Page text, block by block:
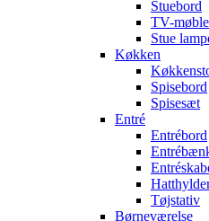
Stuebord
TV-
Stue
Køkken
Spisebord
Spisesæt
Entré
Entrébord
Tøjstativ
Børneværelse